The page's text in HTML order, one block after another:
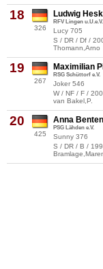
18
326
Ludwig
RFV Lingen u.U.e.V.
Lucy 705
S / DR / Df /
Thomann,Arno
19
267
Maximilian
RSG Schüttorf e.V.
Joker 546
W / NF / F /
van Bakel,P.
20
425
Anna Benten
PSG Lähden e.V.
Sunny 376
S / DR / B /